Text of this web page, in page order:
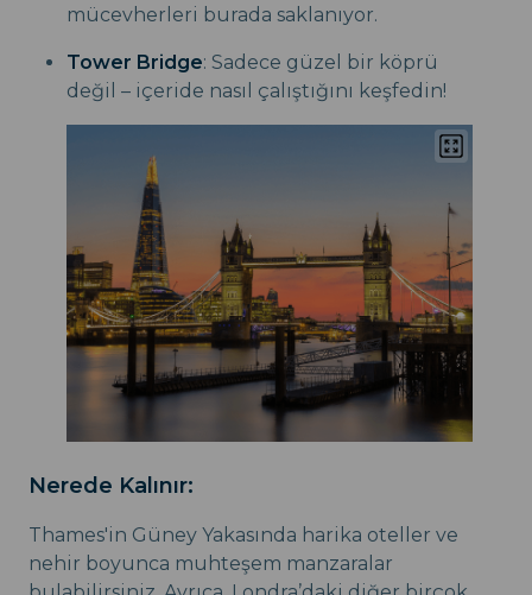
mücevherleri burada saklanıyor.
Tower Bridge: Sadece güzel bir köprü
değil – içeride nasıl çalıştığını keşfedin!
Nerede Kalınır:
Thames'in Güney Yakasında harika oteller ve
nehir boyunca muhteşem manzaralar